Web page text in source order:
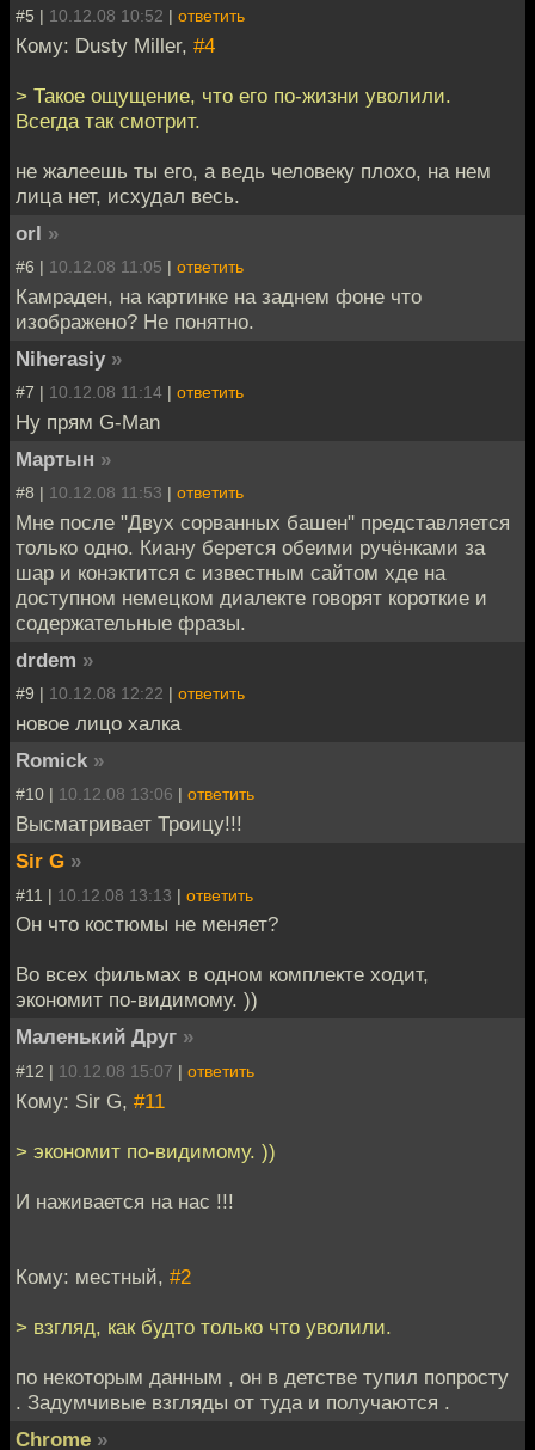
#5 | 10.12.08 10:52 | ответить
Кому: Dusty Miller, #4
> Такое ощущение, что его по-жизни уволили.
Всегда так смотрит.
не жалеешь ты его, а ведь человеку плохо, на нем
лица нет, исхудал весь.
orl »
#6 | 10.12.08 11:05 | ответить
Камраден, на картинке на заднем фоне что
изображено? Не понятно.
Niherasiy »
#7 | 10.12.08 11:14 | ответить
Ну прям G-Man
Мартын »
#8 | 10.12.08 11:53 | ответить
Мне после "Двух сорванных башен" представляется
только одно. Киану берется обеими ручёнками за
шар и конэктится с известным сайтом хде на
доступном немецком диалекте говорят короткие и
содержательные фразы.
drdem »
#9 | 10.12.08 12:22 | ответить
новое лицо халка
Romick »
#10 | 10.12.08 13:06 | ответить
Высматривает Троицу!!!
Sir G »
#11 | 10.12.08 13:13 | ответить
Он что костюмы не меняет?
Во всех фильмах в одном комплекте ходит,
экономит по-видимому. ))
Маленький Друг »
#12 | 10.12.08 15:07 | ответить
Кому: Sir G, #11
> экономит по-видимому. ))
И наживается на нас !!!
Кому: местный, #2
> взгляд, как будто только что уволили.
по некоторым данным , он в детстве тупил попросту
. Задумчивые взгляды от туда и получаются .
Chrome »